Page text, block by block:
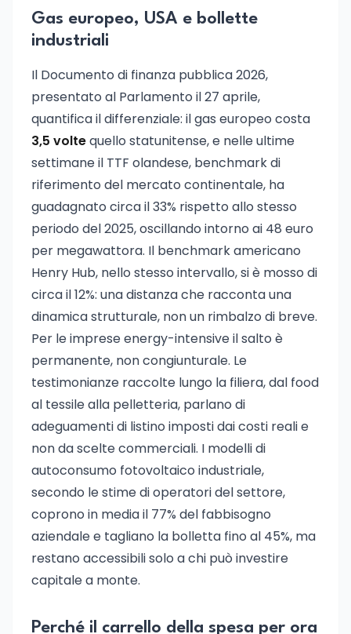
Gas europeo, USA e bollette
industriali
Il Documento di finanza pubblica 2026,
presentato al Parlamento il 27 aprile,
quantifica il differenziale: il gas europeo costa
3,5 voltequello statunitense, e nelle ultime
settimane il TTF olandese, benchmark di
riferimento del mercato continentale, ha
guadagnato circa il 33% rispetto allo stesso
periodo del 2025, oscillando intorno ai 48 euro
per megawattora. Il benchmark americano
Henry Hub, nello stesso intervallo, si è mosso di
circa il 12%: una distanza che racconta una
dinamica strutturale, non un rimbalzo di breve.
Per le imprese energy-intensive il salto è
permanente, non congiunturale. Le
testimonianze raccolte lungo la filiera, dal food
al tessile alla pelletteria, parlano di
adeguamenti di listino imposti dai costi reali e
non da scelte commerciali. I modelli di
autoconsumo fotovoltaico industriale,
secondo le stime di operatori del settore,
coprono in media il 77% del fabbisogno
aziendale e tagliano la bolletta fino al 45%, ma
restano accessibili solo a chi può investire
capitale a monte.
Perché il carrello della spesa per ora